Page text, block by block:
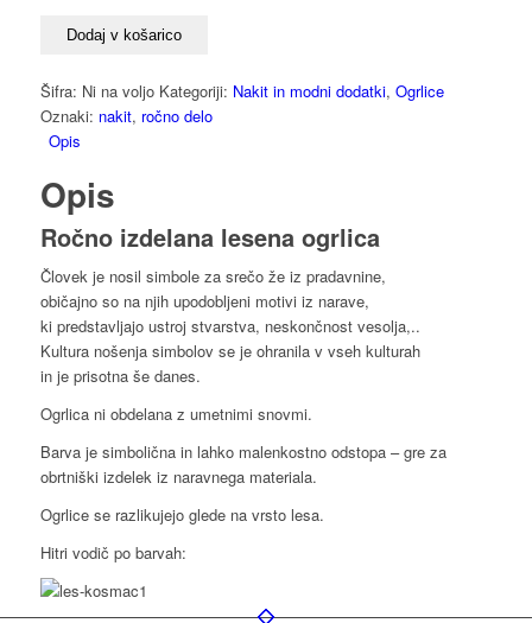
Dodaj v košarico
Šifra: Ni na voljo Kategoriji: Nakit in modni dodatki, Ogrlice
Oznaki: nakit, ročno delo
Opis
Opis
Ročno izdelana lesena ogrlica
Človek je nosil simbole za srečo že iz pradavnine,
običajno so na njih upodobljeni motivi iz narave,
ki predstavljajo ustroj stvarstva, neskončnost vesolja,..
Kultura nošenja simbolov se je ohranila v vseh kulturah
in je prisotna še danes.
Ogrlica ni obdelana z umetnimi snovmi.
Barva je simbolična in lahko malenkostno odstopa – gre za
obrtniški izdelek iz naravnega materiala.
Ogrlice se razlikujejo glede na vrsto lesa.
Hitri vodič po barvah: